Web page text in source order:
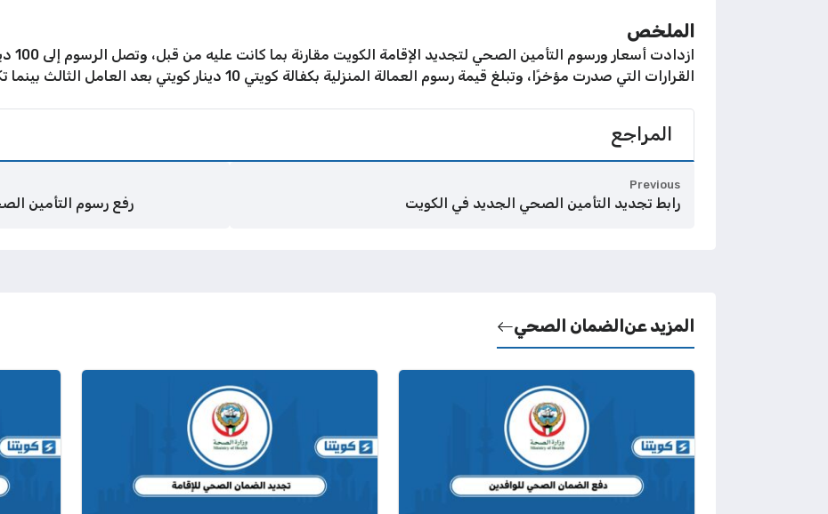
الملخص
القرارات التي صدرت مؤخرًا، وتبلغ قيمة رسوم العمالة المنزلية بكفالة كويتي 10 دينار كويتي بعد العامل الثالث بينما تكون مجانية قبلها.
المراجع
Previous
رابط تجديد التأمين الصحي الجديد في الكويت رفع رسوم التأمين
المزيد عنالضمان الصحي